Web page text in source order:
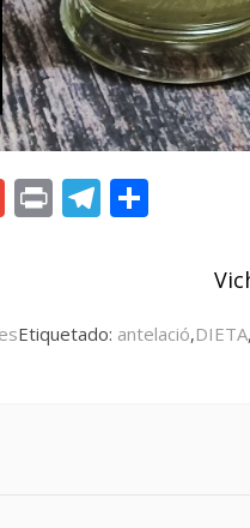
GmailPrintTelegram
Etiquetado: antelació,DIETA,